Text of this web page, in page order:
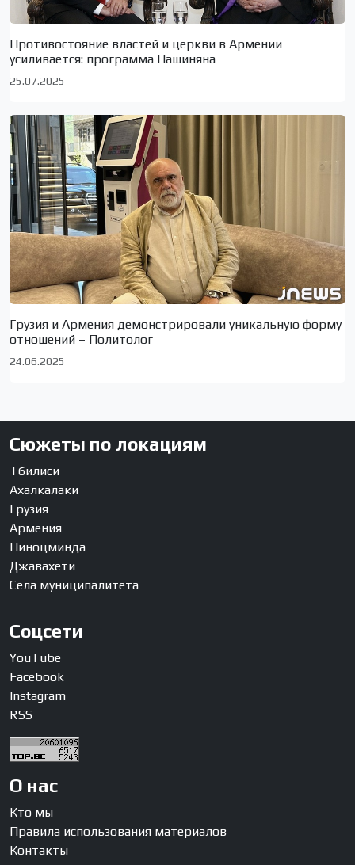
Противостояние властей и церкви в Армении
усиливается: программа Пашиняна
25.07.2025
Грузия и Армения демонстрировали уникальную форму
отношений – Политолог
24.06.2025
Сюжеты по локациям
Тбилиси
Ахалкалаки
Грузия
Армения
Ниноцминда
Джавахети
Села муниципалитета
Соцсети
YouTube
Facebook
Instagram
RSS
О нас
Кто мы
Правила использования материалов
Контакты